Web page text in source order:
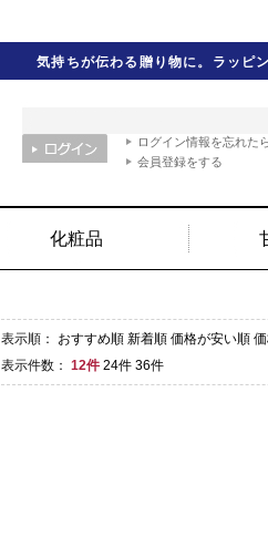
気持ちが伝わる贈り物に。ラッピ
ログイン情報を忘れた
会員登録をする
化粧品
表示順： おすすめ順 新着順 価格が安い順
表示件数： 12件 24件 36件